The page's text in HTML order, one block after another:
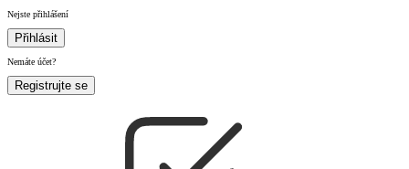
Nejste přihlášení
Přihlásit
Nemáte účet?
Registrujte se